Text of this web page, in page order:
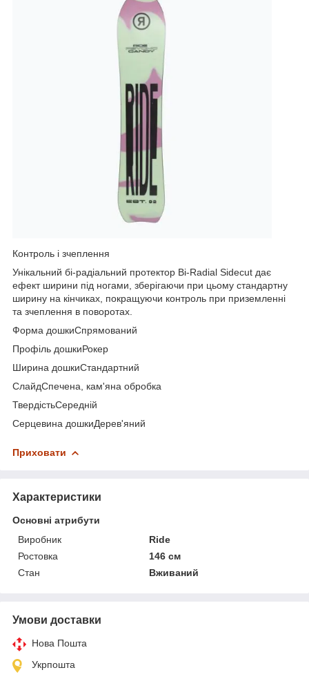
Контроль і зчеплення
Унікальний бі-радіальний протектор Bi-Radial Sidecut дає
ефект ширини під ногами, зберігаючи при цьому стандартну
ширину на кінчиках, покращуючи контроль при приземленні
та зчеплення в поворотах.
Форма дошкиСпрямований
Профіль дошкиРокер
Ширина дошкиСтандартний
СлайдСпечена, кам'яна обробка
ТвердістьСередній
Серцевина дошкиДерев'яний
Приховати
Характеристики
Основні атрибути
Виробник
Ride
Ростовка
146 см
Стан
Вживаний
Умови доставки
Нова Пошта
Укрпошта